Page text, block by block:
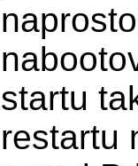
startu
restartu